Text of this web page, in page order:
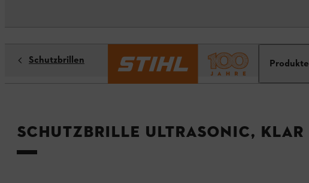
Produkte
Schutzbrillen
Schutzbrille Ultrasonic, klar